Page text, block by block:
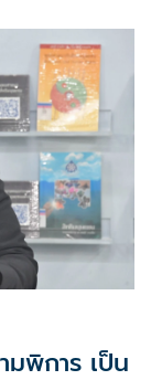
มพิการ เป็น